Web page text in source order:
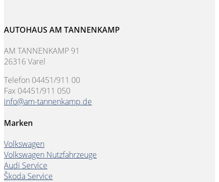
AUTOHAUS AM TANNENKAMP
AM TANNENKAMP 91
26316 Varel
Telefon 04451/911 00
Fax 04451/911 050
info@am-tannenkamp.de
Marken
Volkswagen
Volkswagen Nutzfahrzeuge
Audi Service
Škoda Service